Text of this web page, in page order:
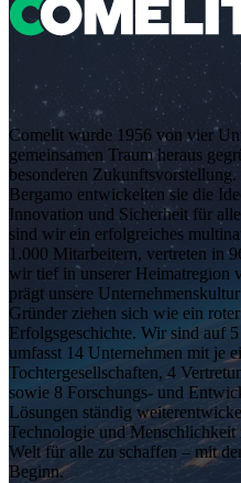
Comelit wurde 1956 von vier
gemeinsamen Traum heraus
besonderen
Bergamo entwickelten sie die
Innovation und Sicherheit für
sind wir ein erfolgreiches
1.000 Mitarbeitern, vertreten in
wir tief in unserer Heimatregion
prägt unsere
Gründer ziehen sich wie ein
Erfolgsgeschichte. Wir sind auf
umfasst 14 Unternehmen mit je
Tochtergesellschaften, 4
sowie 8 Forschungs- und
Lösungen ständig
Technologie und Menschlichkeit
Welt für alle zu schaffen – mit
Beginn.